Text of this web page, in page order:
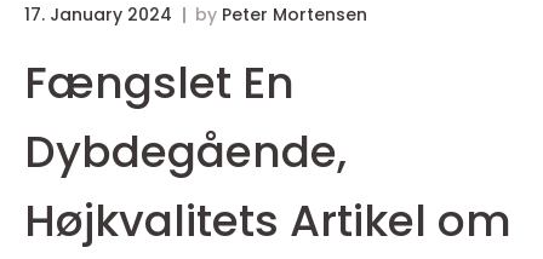
17. January 2024 by Peter Mortensen
Fængslet En
Dybdegående,
Højkvalitets Artikel om